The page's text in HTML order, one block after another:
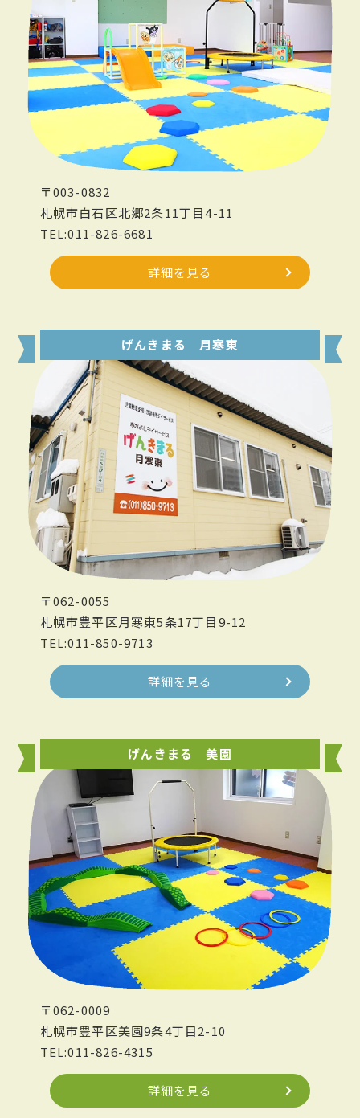
〒003-0832
札幌市白石区北郷2条11丁目4-11
TEL:011-826-6681
詳細を見る
げんきまる 月寒東
〒062-0055
札幌市豊平区月寒東5条17丁目9-12
TEL:011-850-9713
詳細を見る
げんきまる 美園
〒062-0009
札幌市豊平区美園9条4丁目2-10
TEL:011-826-4315
詳細を見る